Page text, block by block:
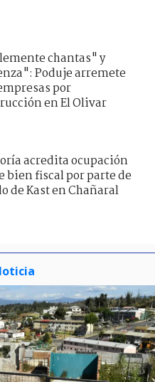
chantas" y
Poduje arremete
por
en El Olivar
acredita ocupación
bien fiscal por parte de
de Kast en Chañaral